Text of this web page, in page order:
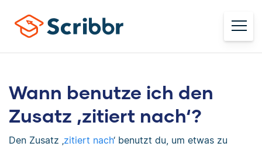
Wann benutze ich den
Zusatz ‚zitiert nach‘?
Den Zusatz ‚zitiert nach‘ benutzt du, um etwas zu